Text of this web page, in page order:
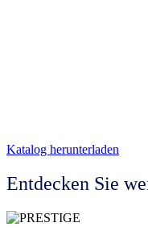
Katalog herunterladen
Entdecken Sie